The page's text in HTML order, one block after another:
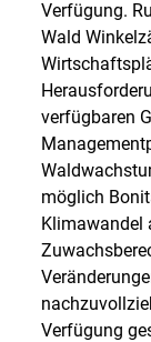
Verfügung.
Wald
verfügbaren
möglich
Klimawandel
Verfügung